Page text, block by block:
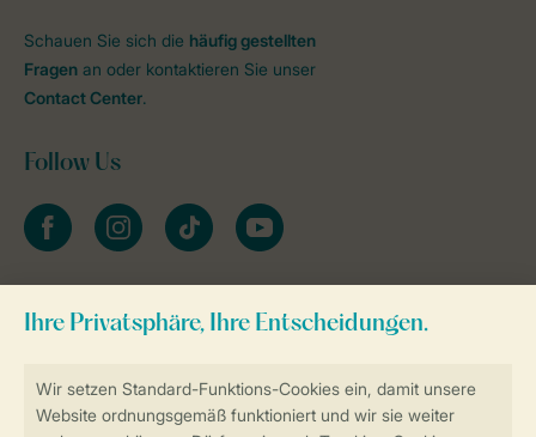
Schauen Sie sich die häufig gestellten
Fragen an oder kontaktieren Sie unser
Contact Center.
Follow Us
facebookinstagramtiktok youtube
Zum Newsletter anmelden